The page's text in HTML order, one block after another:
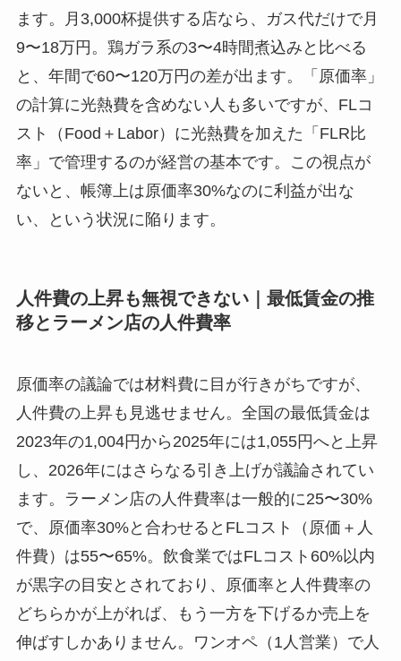
ます。月3,000杯提供する店なら、ガス代だけで月
9〜18万円。鶏ガラ系の3〜4時間煮込みと比べる
と、年間で60〜120万円の差が出ます。「原価率」
の計算に光熱費を含めない人も多いですが、FLコ
スト（Food＋Labor）に光熱費を加えた「FLR比
率」で管理するのが経営の基本です。この視点が
ないと、帳簿上は原価率30%なのに利益が出な
い、という状況に陥ります。
人件費の上昇も無視できない｜最低賃金の推
移とラーメン店の人件費率
原価率の議論では材料費に目が行きがちですが、
人件費の上昇も見逃せません。全国の最低賃金は
2023年の1,004円から2025年には1,055円へと上昇
し、2026年にはさらなる引き上げが議論されてい
ます。ラーメン店の人件費率は一般的に25〜30%
で、原価率30%と合わせるとFLコスト（原価＋人
件費）は55〜65%。飲食業ではFLコスト60%以内
が黒字の目安とされており、原価率と人件費率の
どちらかが上がれば、もう一方を下げるか売上を
伸ばすしかありません。ワンオペ（1人営業）で人